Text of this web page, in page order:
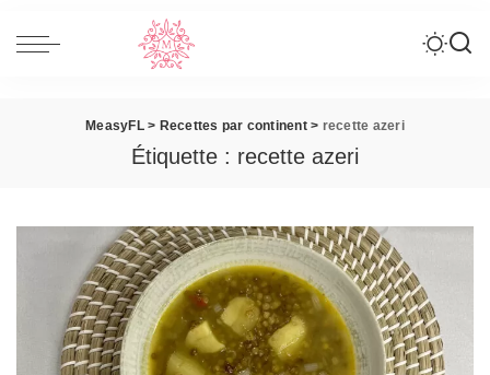
MeasyFL> Recettes par continent> recette azeri
Étiquette : recette azeri